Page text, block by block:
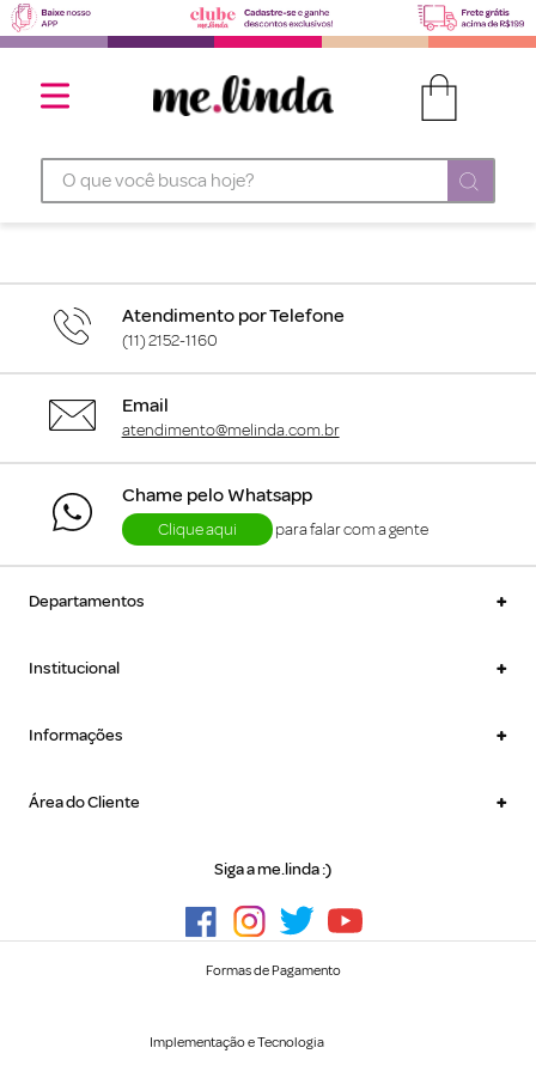
O que você busca hoje?
Atendimento por Telefone
(11) 2152-1160
Email
atendimento@melinda.com.br
Chame pelo Whatsapp
Clique aqui para falar com a gente
Departamentos +
Institucional +
Informações +
Área do Cliente +
Siga a me.linda :)
Formas de Pagamento
Implementação e Tecnologia